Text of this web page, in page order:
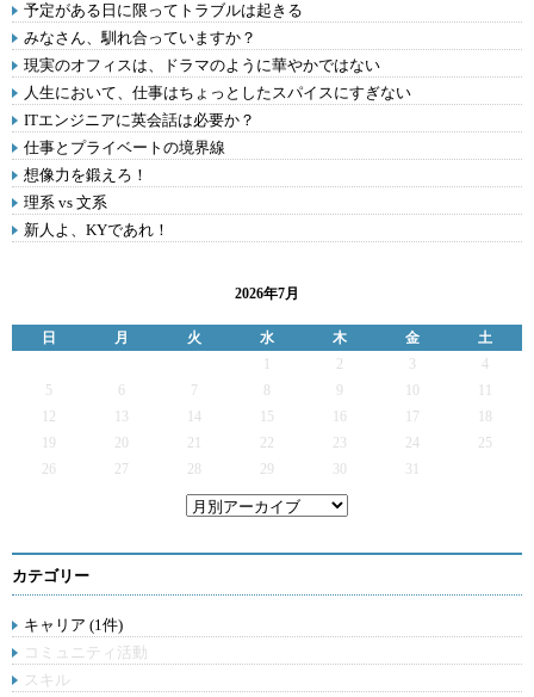
予定がある日に限ってトラブルは起きる
みなさん、馴れ合っていますか？
現実のオフィスは、ドラマのように華やかではない
人生において、仕事はちょっとしたスパイスにすぎない
ITエンジニアに英会話は必要か？
仕事とプライベートの境界線
想像力を鍛えろ！
理系 vs 文系
新人よ、KYであれ！
2026年7月
日 月 火 水 木 金
土
2 3
4
5
6 7 9
12
13 14 15 16 17
19
20 21 22 23 24
25
26
27 28 29 30 31
カテゴリー
キャリア (1件)
コミュニティ活動
スキル